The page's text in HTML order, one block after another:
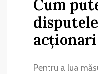
Cum
acționari
Pentru a lua